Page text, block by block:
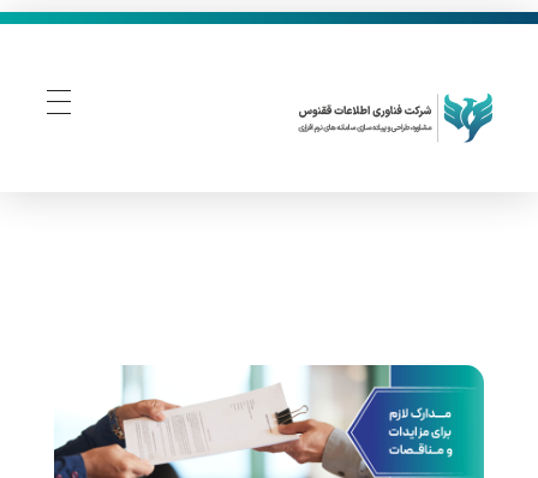
م
د